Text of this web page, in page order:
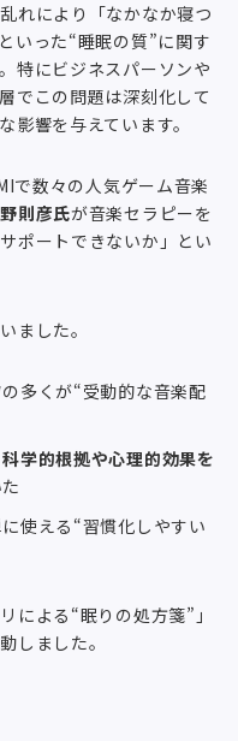
れにより「なかなか寝つ
いった“睡眠の質”に関す
特にビジネスパーソンや
でこの問題は深刻化して
影響を与えています。
で数々の人気ゲーム音楽
則彦氏が音楽セラピーを
ポートできないか」とい
ました。
多くが“受動的な音楽配
科学的根拠や心理的効果を
使える“習慣化しやすい
よる“眠りの処方箋”」
しました。